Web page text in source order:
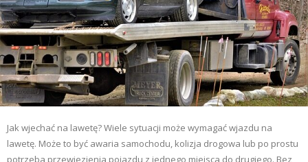
Jak wjechać na lawetę? Wiele sytuacji może wymagać wjazdu na
lawetę. Może to być awaria samochodu, kolizja drogowa lub po prostu
potrzeba przewiezienia pojazdu z jednego miejsca do drugiego. Bez